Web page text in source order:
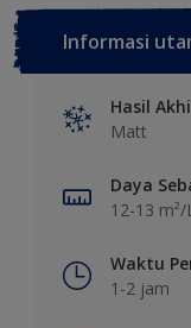
Informasi
Hasil
Matt
Daya
12-13 m²/L
Waktu
1-2 jam